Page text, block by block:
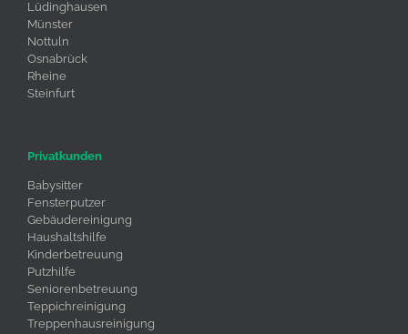
Lüdinghausen
Münster
Nottuln
Osnabrück
Rheine
Steinfurt
Privatkunden
Babysitter
Fensterputzer
Gebäudereinigung
Haushaltshilfe
Kinderbetreuung
Putzhilfe
Seniorenbetreuung
Teppichreinigung
Treppenhausreinigung